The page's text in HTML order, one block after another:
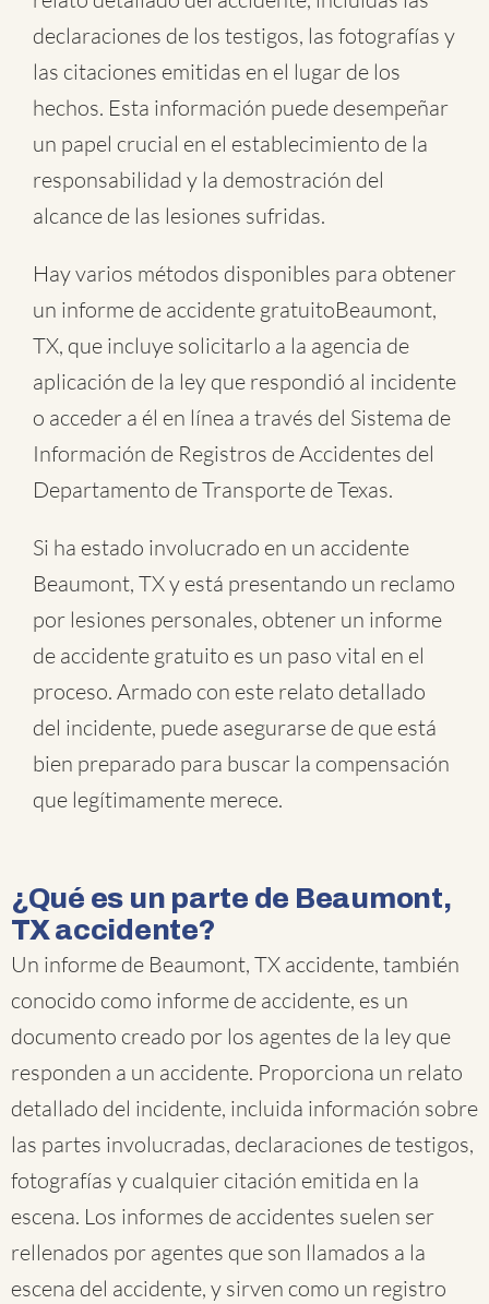
declaraciones de los testigos, las fotografías y
las citaciones emitidas en el lugar de los
hechos. Esta información puede desempeñar
un papel crucial en el establecimiento de la
responsabilidad y la demostración del
alcance de las lesiones sufridas.
Hay varios métodos disponibles para obtener
un informe de accidente gratuitoBeaumont,
TX, que incluye solicitarlo a la agencia de
aplicación de la ley que respondió al incidente
o acceder a él en línea a través del Sistema de
Información de Registros de Accidentes del
Departamento de Transporte de Texas.
Si ha estado involucrado en un accidente
Beaumont, TX y está presentando un reclamo
por lesiones personales, obtener un informe
de accidente gratuito es un paso vital en el
proceso. Armado con este relato detallado
del incidente, puede asegurarse de que está
bien preparado para buscar la compensación
que legítimamente merece.
¿Qué es un parte de Beaumont,
TX accidente?
Un informe de Beaumont, TX accidente, también
conocido como informe de accidente, es un
documento creado por los agentes de la ley que
responden a un accidente. Proporciona un relato
detallado del incidente, incluida información sobre
las partes involucradas, declaraciones de testigos,
fotografías y cualquier citación emitida en la
escena. Los informes de accidentes suelen ser
rellenados por agentes que son llamados a la
escena del accidente, y sirven como un registro